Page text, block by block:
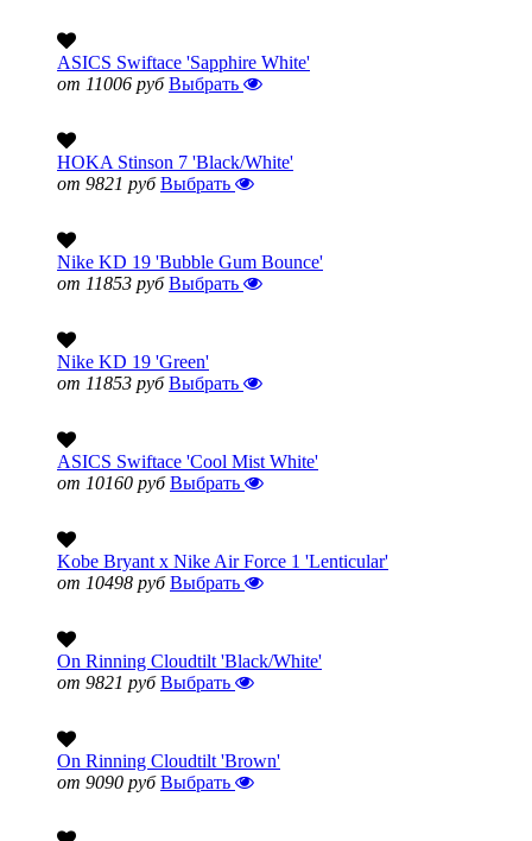
ASICS Swiftace 'Sapphire White'
от 11006 руб Выбрать
HOKA Stinson 7 'Black/White'
от 9821 руб Выбрать
Nike KD 19 'Bubble Gum Bounce'
от 11853 руб Выбрать
Nike KD 19 'Green'
от 11853 руб Выбрать
ASICS Swiftace 'Cool Mist White'
от 10160 руб Выбрать
Kobe Bryant x Nike Air Force 1 'Lenticular'
от 10498 руб Выбрать
On Rinning Cloudtilt 'Black/White'
от 9821 руб Выбрать
On Rinning Cloudtilt 'Brown'
от 9090 руб Выбрать